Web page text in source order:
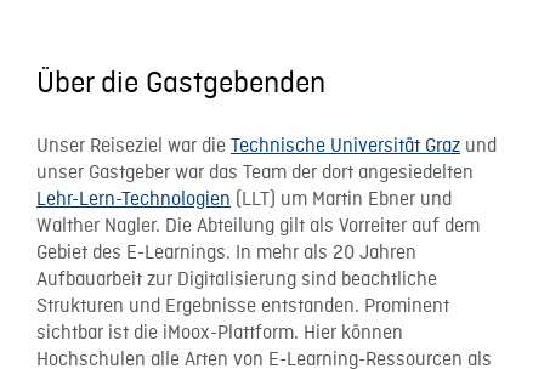
Über die Gastgebenden
Unser Reiseziel war die Technische Universität Graz und
unser Gastgeber war das Team der dort angesiedelten
Lehr-Lern-Technologien (LLT) um Martin Ebner und
Walther Nagler. Die Abteilung gilt als Vorreiter auf dem
Gebiet des E-Learnings. In mehr als 20 Jahren
Aufbauarbeit zur Digitalisierung sind beachtliche
Strukturen und Ergebnisse entstanden. Prominent
sichtbar ist die iMoox-Plattform. Hier können
Hochschulen alle Arten von E-Learning-Ressourcen als